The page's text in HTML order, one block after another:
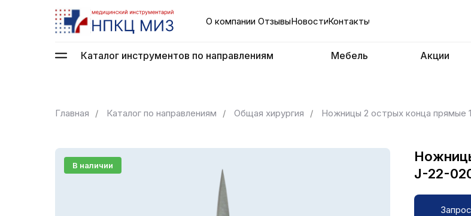
Каталог инструментов по направлениям Мебель Акции
О компании ОтзывыНовостиКонтакты
Главная / Каталог по направлениям / Общая хирургия / Ножницы 2 острых конца прямые
J-22-